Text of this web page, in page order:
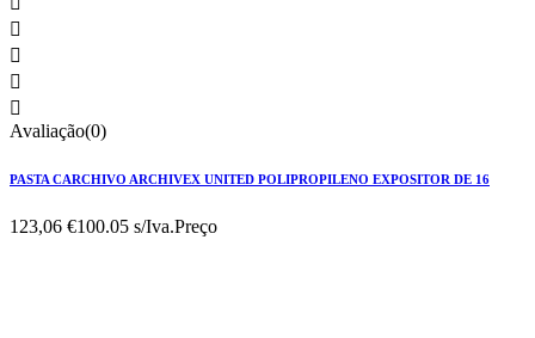




Avaliação(0)
PASTA CARCHIVO ARCHIVEX UNITED POLIPROPILENO EXPOSITOR DE 16
123,06 €100.05 s/Iva.Preço